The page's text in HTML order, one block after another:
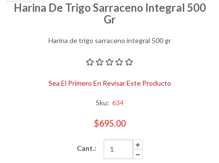
Harina De Trigo Sarraceno Integral 500
Gr
Harina de trigo sarraceno integral 500 gr
Sea El Primero En Revisar Este Producto
Sku: 634
$695.00
Cant.: